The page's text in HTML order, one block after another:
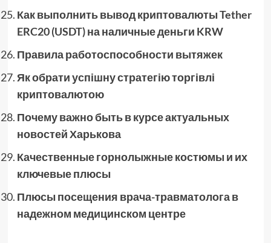
Как выполнить вывод криптовалюты Tether
ERC20 (USDT) на наличные деньги KRW
Правила работоспособности вытяжек
Як обрати успішну стратегію торгівлі
криптовалютою
Почему важно быть в курсе актуальных
новостей Харькова
Качественные горнолыжные костюмы и их
ключевые плюсы
Плюсы посещения врача-травматолога в
надежном медицинском центре